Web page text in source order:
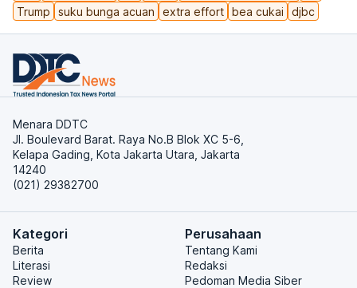
Trump
suku bunga acuan extra effort bea cukai djbc
Menara DDTC
Jl. Boulevard Barat. Raya No.B Blok XC 5-6,
Kelapa Gading, Kota Jakarta Utara, Jakarta
14240
(021) 29382700
Kategori
Berita
Literasi
Review
Perusahaan
Tentang Kami
Redaksi
Pedoman Media Siber